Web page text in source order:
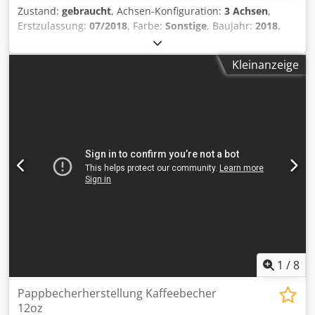
Lufttank ist im vorderen Teil der Maschine eingebaut. Die
Doppelklingen der Messer sind aus lebensmittelechtem
Edelstahl gefertigt und verfügen über ein präzises
Antriebssystem. Ein automatisches System zur Reinigung
und Erwärmung der Klingen und eine einstellbare
Schnittgeschwindigkeit ermöglichen es der Maschine,
Schneiden von Kuchen. Crjdpohabdpsfx Agmsf -
Rutschfester Drehteller (40x60cm) mit rechteckigem
Tablett kann leicht durch 2 runde Tabletts (Durchmesser je
gleichmäßigen Schnitt von harter Glasur, Schokolade und
anderen ähnlichen Oberflächen. - Die hohe Genauigkeit
der Schneideparameter wird durch zwei Servomotoren
Zustand: gebraucht, Achsen-Konfiguration: 3 Achsen,
Erstzulassung: 07/2018, Farbe: Sonstige, Baujahr: 2018,
Leergewicht: 5.290 kg Achse 1: links 6 mm, rechts 6 mm
Achse 2: links 6 mm, rechts 6 mm Achse 3: links 6 mm,
rechts 6 mm Wir haben die Möglichkeit, AnhängerKleinanzeige
1 /8
Pappbecherherstellung Kaffeebecher
12oz